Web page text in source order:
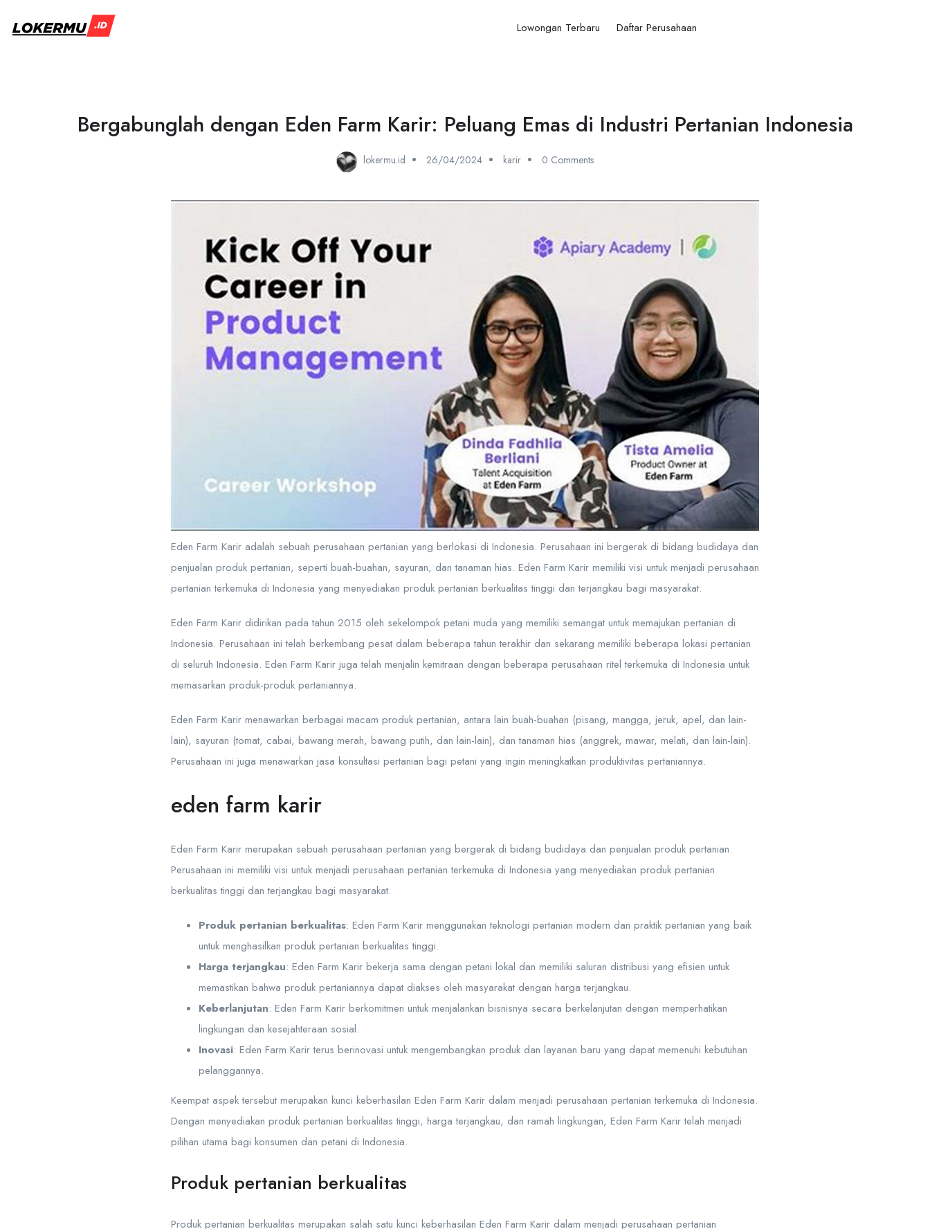
Lowongan Terbaru Daftar Perusahaan
Bergabunglah dengan Eden Farm Karir: Peluang Emas di Industri Pertanian Indonesia
lokermu.id 26/04/2024 karir 0 Comments
Eden Farm Karir adalah sebuah perusahaan pertanian yang berlokasi di Indonesia. Perusahaan ini bergerak di bidang budidaya dan
penjualan produk pertanian, seperti buah-buahan, sayuran, dan tanaman hias. Eden Farm Karir memiliki visi untuk menjadi perusahaan
pertanian terkemuka di Indonesia yang menyediakan produk pertanian berkualitas tinggi dan terjangkau bagi masyarakat.
Eden Farm Karir didirikan pada tahun 2015 oleh sekelompok petani muda yang memiliki semangat untuk memajukan pertanian di
Indonesia. Perusahaan ini telah berkembang pesat dalam beberapa tahun terakhir dan sekarang memiliki beberapa lokasi pertanian
di seluruh Indonesia. Eden Farm Karir juga telah menjalin kemitraan dengan beberapa perusahaan ritel terkemuka di Indonesia untuk
memasarkan produk-produk pertaniannya.
Eden Farm Karir menawarkan berbagai macam produk pertanian, antara lain buah-buahan (pisang, mangga, jeruk, apel, dan lain-
lain), sayuran (tomat, cabai, bawang merah, bawang putih, dan lain-lain), dan tanaman hias (anggrek, mawar, melati, dan lain-lain).
Perusahaan ini juga menawarkan jasa konsultasi pertanian bagi petani yang ingin meningkatkan produktivitas pertaniannya.
eden farm karir
Eden Farm Karir merupakan sebuah perusahaan pertanian yang bergerak di bidang budidaya dan penjualan produk pertanian.
Perusahaan ini memiliki visi untuk menjadi perusahaan pertanian terkemuka di Indonesia yang menyediakan produk pertanian
berkualitas tinggi dan terjangkau bagi masyarakat.
Produk pertanian berkualitas: Eden Farm Karir menggunakan teknologi pertanian modern dan praktik pertanian yang baik
untuk menghasilkan produk pertanian berkualitas tinggi.
Harga terjangkau: Eden Farm Karir bekerja sama dengan petani lokal dan memiliki saluran distribusi yang efisien untuk
memastikan bahwa produk pertaniannya dapat diakses oleh masyarakat dengan harga terjangkau.
Keberlanjutan: Eden Farm Karir berkomitmen untuk menjalankan bisnisnya secara berkelanjutan dengan memperhatikan
lingkungan dan kesejahteraan sosial.
Inovasi: Eden Farm Karir terus berinovasi untuk mengembangkan produk dan layanan baru yang dapat memenuhi kebutuhan
pelanggannya.
Keempat aspek tersebut merupakan kunci keberhasilan Eden Farm Karir dalam menjadi perusahaan pertanian terkemuka di Indonesia.
Dengan menyediakan produk pertanian berkualitas tinggi, harga terjangkau, dan ramah lingkungan, Eden Farm Karir telah menjadi
pilihan utama bagi konsumen dan petani di Indonesia.
Produk pertanian berkualitas
Produk pertanian berkualitas merupakan salah satu kunci keberhasilan Eden Farm Karir dalam menjadi perusahaan pertanian